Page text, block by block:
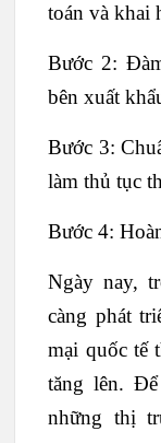
toán và khai
Bước 2:
bên xuất
Bước 3:
làm thủ tục
Bước 4:
Ngày nay,
càng phát
mại quốc tế
tăng lên.
những thị